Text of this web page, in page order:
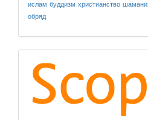
ислам буддизм христианство
обряд